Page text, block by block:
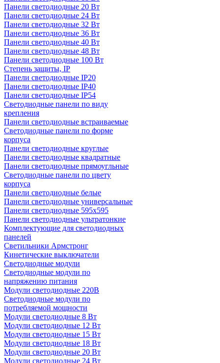
Панели светодиодные 20 Вт
Панели светодиодные 24 Вт
Панели светодиодные 32 Вт
Панели светодиодные 36 Вт
Панели светодиодные 40 Вт
Панели светодиодные 48 Вт
Панели светодиодные 100 Вт
Степень защиты, IP
Панели светодиодные IP20
Панели светодиодные IP40
Панели светодиодные IP54
Светодиодные панели по виду
крепления
Панели светодиодные встраиваемые
Светодиодные панели по форме
корпуса
Панели светодиодные круглые
Панели светодиодные квадратные
Панели светодиодные прямоугльные
Светодиодные панели по цвету
корпуса
Панели светодиодные белые
Панели светодиодные универсальные
Панели светодиодные 595х595
Панели светодиодные ультратонкие
Комплектующие для светодиодных
панелей
Светильники Армстронг
Кинетические выключатели
Светодиодные модули
Светодиодные модули по
напряжению питания
Модули светодиодные 220В
Светодиодные модули по
потребляемой мощности
Модули светодиодные 8 Вт
Модули светодиодные 12 Вт
Модули светодиодные 15 Вт
Модули светодиодные 18 Вт
Модули светодиодные 20 Вт
Модули светодиодные 24 Вт